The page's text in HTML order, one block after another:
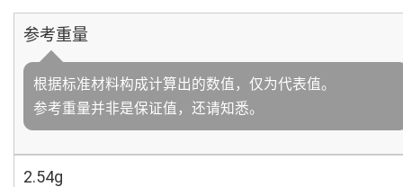
参考重量
根据标准材料构成计算出的数值，仅为代表值。
参考重量并非是保证值，还请知悉。
2.54g